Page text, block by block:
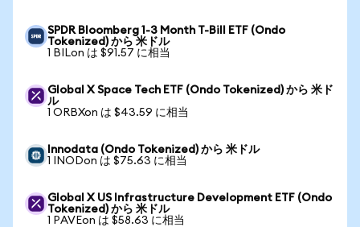
SPDR Bloomberg 1-3 Month T-Bill ETF (Ondo
Tokenized) から 米ドル
1 BILon は $91.57 に相当
Global X Space Tech ETF (Ondo Tokenized) から 米ド
ル
1 ORBXon は $43.59 に相当
Innodata (Ondo Tokenized) から 米ドル
1 INODon は $75.63 に相当
Global X US Infrastructure Development ETF (Ondo
Tokenized) から 米ドル
1 PAVEon は $58.63 に相当